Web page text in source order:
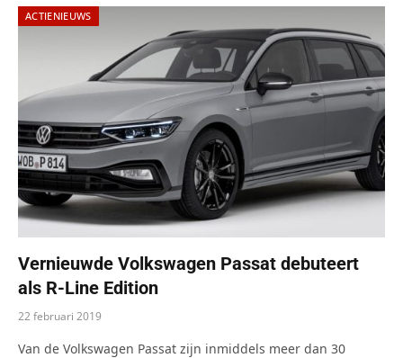
ACTIENIEUWS
Vernieuwde Volkswagen Passat debuteert
als R-Line Edition
22 februari 2019
Van de Volkswagen Passat zijn inmiddels meer dan 30